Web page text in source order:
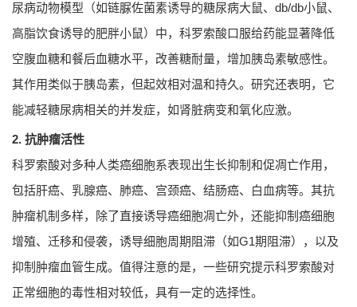
尿病动物模型（如链脲佐菌素诱导的糖尿病大鼠、db/db小鼠、
高脂饮食诱导的肥胖小鼠）中，科罗索酸口服给药能显著降低
空腹血糖和餐后血糖水平，改善糖耐量，增加胰岛素敏感性。
其作用类似于胰岛素，但起效相对温和持久。研究还表明，它
能减轻糖尿病相关的并发症，如肾脏病变和氧化应激。
2. 抗肿瘤活性
科罗索酸对多种人类癌细胞系表现出生长抑制和促凋亡作用，
包括肝癌、乳腺癌、肺癌、宫颈癌、结肠癌、白血病等。其抗
肿瘤机制多样，除了直接诱导癌细胞凋亡外，还能抑制癌细胞
增殖、迁移和侵袭，诱导细胞周期阻滞（如G1期阻滞），以及
抑制肿瘤血管生成。值得注意的是，一些研究提示科罗索酸对
正常细胞的毒性相对较低，具有一定的选择性。